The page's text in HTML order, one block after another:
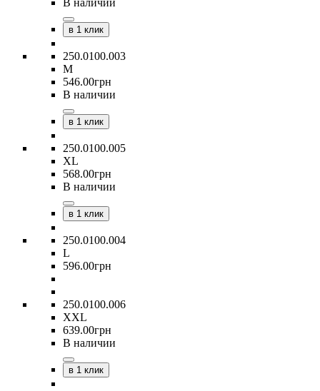
в 1 клик
250.0100.003
M
546.00грн
В наличии
в 1 клик
250.0100.005
XL
568.00грн
В наличии
в 1 клик
250.0100.004
L
596.00грн
250.0100.006
XXL
639.00грн
В наличии
в 1 клик